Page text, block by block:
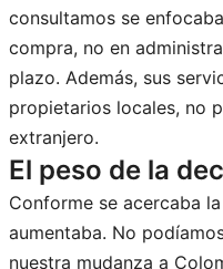
consultamos se
compra, no en
plazo. Además, sus
propietarios locales, no
extranjero.
El peso de la
Conforme se acercaba
aumentaba. No
nuestra mudanza a